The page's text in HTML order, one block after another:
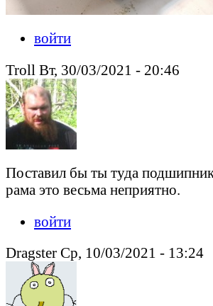
войти
Troll Вт, 30/03/2021 - 20:46
Поставил бы ты туда
рама это весьма неприятно.
войти
Dragster Ср, 10/03/2021 - 13:24